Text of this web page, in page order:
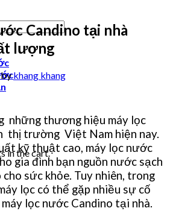
in the cart.
Candino tại nhà
lượng
khang khang
những thương hiệu máy lọc
thị trường Việt Nam hiện nay.
kỹ thuật cao, máy lọc nước
gia đình bạn nguồn nước sạch
sức khỏe. Tuy nhiên, trong
lọc có thể gặp nhiều sự cố
lọc nước Candino tại nhà.